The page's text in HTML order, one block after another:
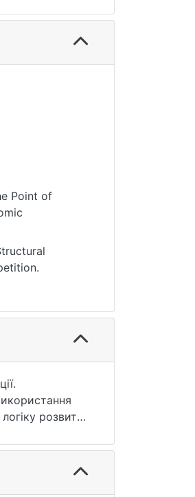
Point of
розвитку
за
ключові